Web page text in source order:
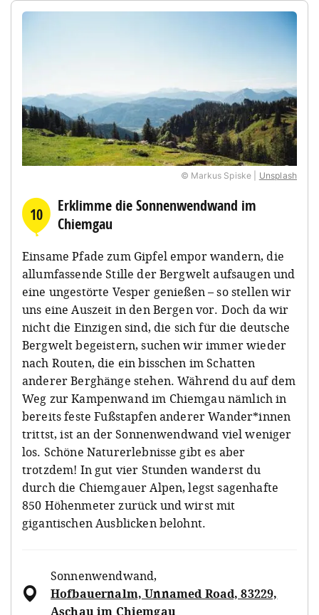
© Markus Spiske | Unsplash
10
Erklimme die Sonnenwendwand im
Chiemgau
Einsame Pfade zum Gipfel empor wandern, die
allumfassende Stille der Bergwelt aufsaugen und
eine ungestörte Vesper genießen – so stellen wir
uns eine Auszeit in den Bergen vor. Doch da wir
nicht die Einzigen sind, die sich für die deutsche
Bergwelt begeistern, suchen wir immer wieder
nach Routen, die ein bisschen im Schatten
anderer Berghänge stehen. Während du auf dem
Weg zur Kampenwand im Chiemgau nämlich in
bereits feste Fußstapfen anderer Wander*innen
trittst, ist an der Sonnenwendwand viel weniger
los. Schöne Naturerlebnisse gibt es aber
trotzdem! In gut vier Stunden wanderst du
durch die Chiemgauer Alpen, legst sagenhafte
850 Höhenmeter zurück und wirst mit
gigantischen Ausblicken belohnt.
Sonnenwendwand,
Hofbauernalm, Unnamed Road, 83229,
Aschau im Chiemgau